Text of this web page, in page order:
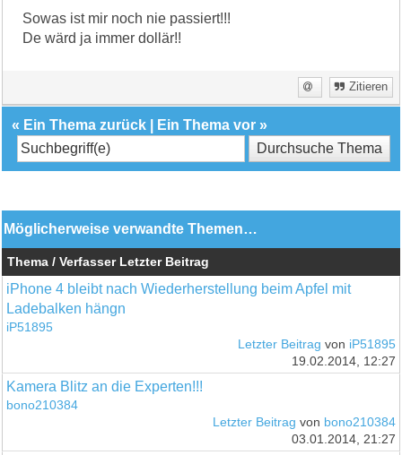
Sowas ist mir noch nie passiert!!!
De wärd ja immer dollär!!
Zitieren
« Ein Thema zurück Ein Thema vor »
Möglicherweise verwandte Themen…
Thema / Verfasser Letzter Beitrag
iPhone 4 bleibt nach Wiederherstellung beim Apfel mit
Ladebalken hängn
iP51895
Letzter Beitrag von iP51895
19.02.2014, 12:27
Kamera Blitz an die Experten!!!
bono210384
Letzter Beitrag von bono210384
03.01.2014, 21:27